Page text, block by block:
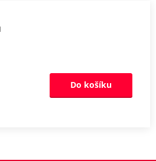
Do košíku